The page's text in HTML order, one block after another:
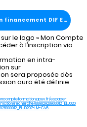
- Je m'inscris avec un financement DIF ELU
le logo « Mon Compte
à l’inscription via
en intra-
sur
sera proposée dès
aura été définie
espace-
recherche/88982928900012_ELU020
LM-CV6